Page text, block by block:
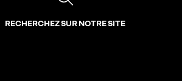
RECHERCHEZ SUR NOTRE SITE